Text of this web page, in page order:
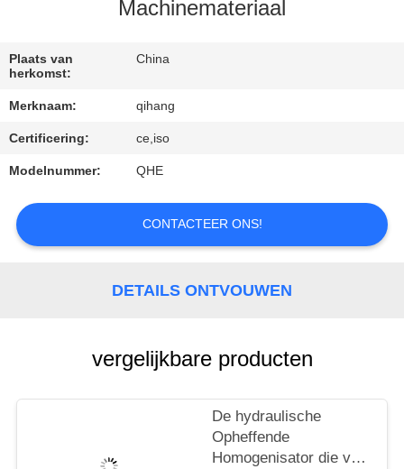
EEN
CITAAT
NIEUWS
GEVALLEN
Machinemateriaal
Plaats van
herkomst:
China
Merknaam: qihang
Certificering: ce,iso
Modelnummer: QHE
CONTACTEER ONS!
DETAILS ONTVOUWEN
vergelijkbare producten
De hydraulische
Opheffende
Homogenisator die van